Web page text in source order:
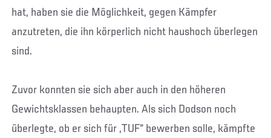
hat, haben sie die Möglichkeit, gegen Kämpfer
anzutreten, die ihn körperlich nicht haushoch überlegen
sind.
Zuvor konnten sie sich aber auch in den höheren
Gewichtsklassen behaupten. Als sich Dodson noch
überlegte, ob er sich für „TUF“ bewerben solle, kämpfte